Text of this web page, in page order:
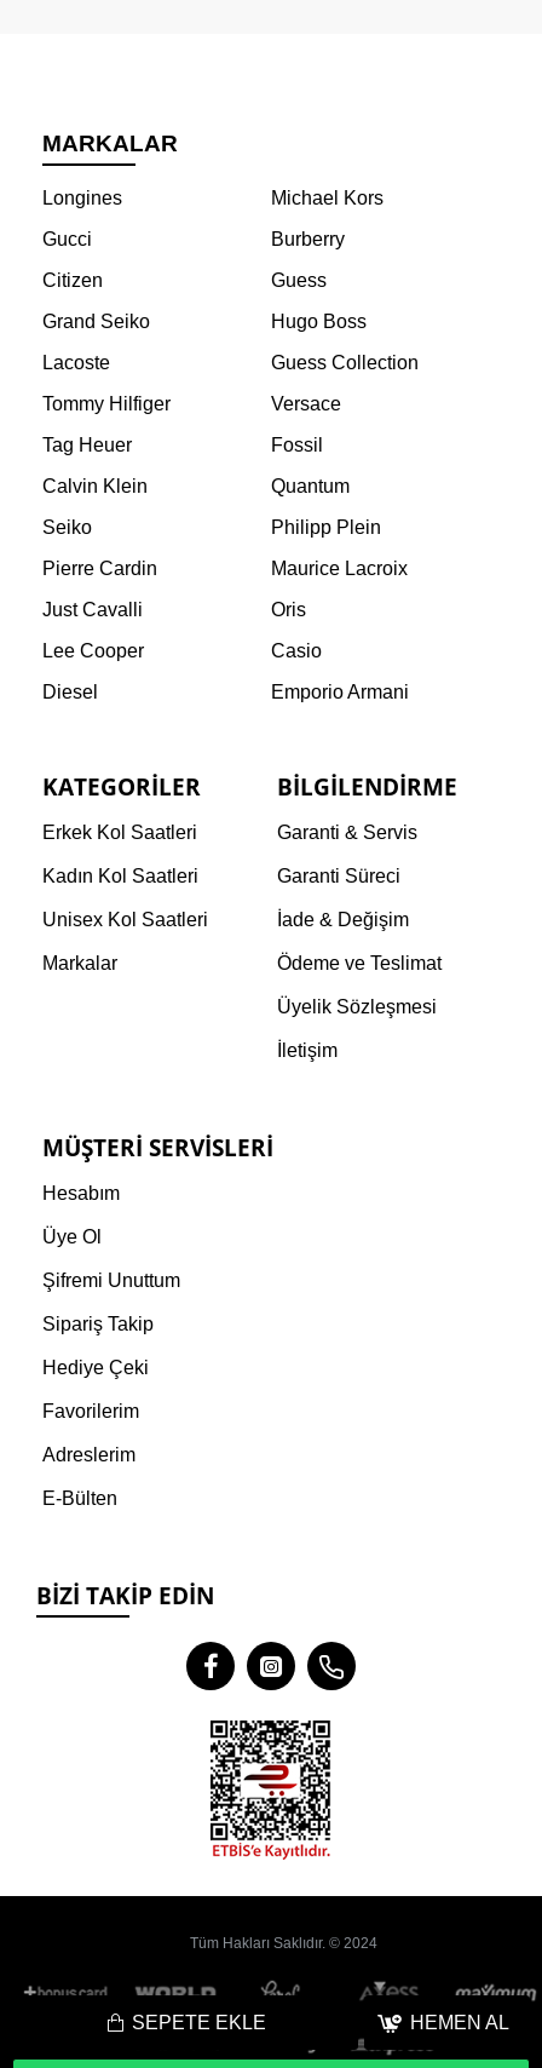
SEPETE EKLE HEMEN AL
MARKALAR
Longines
Michael Kors
Gucci
Burberry
Citizen
Guess
Grand Seiko
Hugo Boss
Lacoste
Guess Collection
Tommy Hilfiger
Versace
Tag Heuer
Fossil
Calvin Klein
Quantum
Seiko
Philipp Plein
Pierre Cardin
Maurice Lacroix
Just Cavalli
Oris
Lee Cooper
Casio
Diesel
Emporio Armani
KATEGORILER
Erkek Kol Saatleri
Kadın Kol Saatleri
Unisex Kol Saatleri
Markalar
BILGILENDIRME
Garanti & Servis
Garanti Süreci
İade & Değişim
Ödeme ve Teslimat
Üyelik Sözleşmesi
İletişim
MÜŞTERI SERVISLERI
Hesabım
Üye Ol
Şifremi Unuttum
Sipariş Takip
Hediye Çeki
Favorilerim
Adreslerim
E-Bülten
BIZI TAKIP EDIN
Tüm Hakları Saklıdır. © 2024